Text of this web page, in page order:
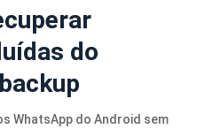
do
WhatsApp do Android sem